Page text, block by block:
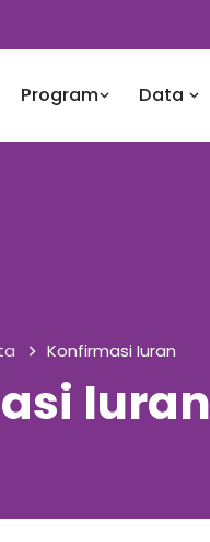
Program Data
Konfirmasi Iuran
Iuran